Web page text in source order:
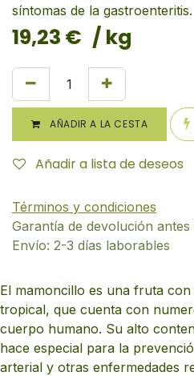
síntomas de la gastroenteritis.
19,23 € / kg
AÑADIR A LA CESTA
Añadir a lista de deseos
Términos y condiciones
Garantía de devolución
Envío: 2-3 días laborables
El mamoncillo es una fruta
tropical, que cuenta con
cuerpo humano. Su alto
hace especial para la
arterial y otras enfermedades